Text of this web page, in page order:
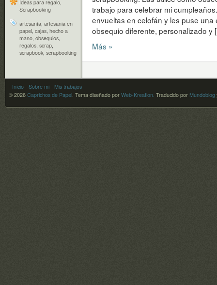
Ideas para regalo,
Scrapbooking
artesanía, artesania en
papel, cajas, hecho a
mano, obsequios,
regalos, scrap,
scrapbook, scrapbooking
trabajo para celebrar mi
envueltas en celofán y les puse
obsequio diferente, personalizado y
Más »
- Inicio - Sobre mi - Mis trabajos
© 2026 Caprichos de Papel. Tema diseñado por Web-Kreation. Traducido por Mundoblog